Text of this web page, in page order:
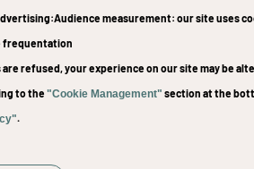
sécurisés : ils
permet de diminuer
les bactéries qui
Dans les deux
aux fourrages, ce
du cheval,
de
:Audience measurement: our site uses
frequentation
refused, your experience on our site may be
to the "Cookie Management" section at the
.